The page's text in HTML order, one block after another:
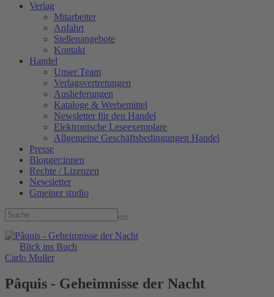
Verlag
Mitarbeiter
Anfahrt
Stellenangebote
Kontakt
Handel
Unser Team
Verlagsvertretungen
Auslieferungen
Kataloge & Werbemittel
Newsletter für den Handel
Elektronische Leseexemplare
Allgemeine Geschäftsbedingungen Handel
Presse
Blogger:innen
Rechte / Lizenzen
Newsletter
Gmeiner studio
Blick ins Buch
Carlo Muller
Pâquis - Geheimnisse der Nacht